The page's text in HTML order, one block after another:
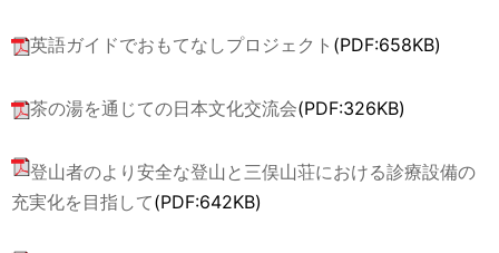
英語ガイドでおもてなしプロジェクト (PDF:658KB)
茶の湯を通じての日本文化交流会(PDF:326KB)
登山者のより安全な登山と三俣山荘における診療設備の
充実化を目指して(PDF:642KB)